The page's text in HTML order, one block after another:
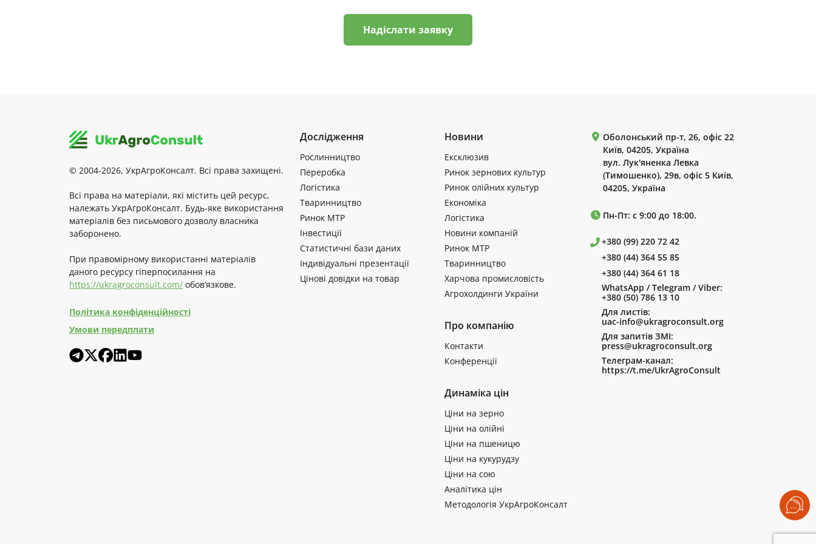
Надіслати заявку
© 2004-2026, УкрАгроКонсалт. Всі права захищені.
Всі права на матеріали, які містить цей ресурс,
належать УкрАгроКонсалт. Будь-яке використання
матеріалів без письмового дозволу власника
заборонено.
При правомірному використанні матеріалів
даного ресурсу гіперпосилання на
https://ukragroconsult.com/ обов’язкове.
Політика конфіденційності
Умови передплати
Дослідження
Рослинництво
Переробка
Логістика
Тваринництво
Ринок МТР
Інвестиції
Статистичні бази даних
Індивідуальні презентації
Цінові довідки на товар
Новини
Ексклюзив
Ринок зернових культур
Ринок олійних культур
Економіка
Логістика
Новини компаній
Ринок МТР
Тваринництво
Харчова промисловість
Агрохолдинги України
Про компанію
Контакти
Конференції
Динаміка цін
Ціни на зерно
Ціни на олійні
Ціни на пшеницю
Ціни на кукурудзу
Ціни на сою
Аналітика цін
Методологія УкрАгроКонсалт
Оболонський пр-т, 26, офіс 22
Київ, 04205, Україна
вул. Лук'яненка Левка
(Тимошенко), 29в, офіс 5 Київ,
04205, Україна
Пн-Пт: с 9:00 до 18:00.
+380 (99) 220 72 42
+380 (44) 364 55 85
+380 (44) 364 61 18
WhatsApp / Telegram / Viber:
+380 (50) 786 13 10
Для листів:
uac-info@ukragroconsult.org
Для запитів ЗМІ:
press@ukragroconsult.org
Телеграм-канал:
https://t.me/UkrAgroConsult